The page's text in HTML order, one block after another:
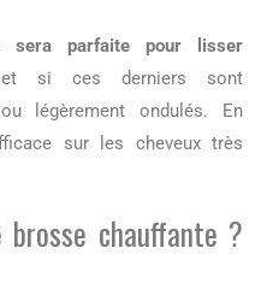
sera parfaite pour lisser
si ces derniers sont
légèrement ondulés. En
sur les cheveux très
chauffante ?